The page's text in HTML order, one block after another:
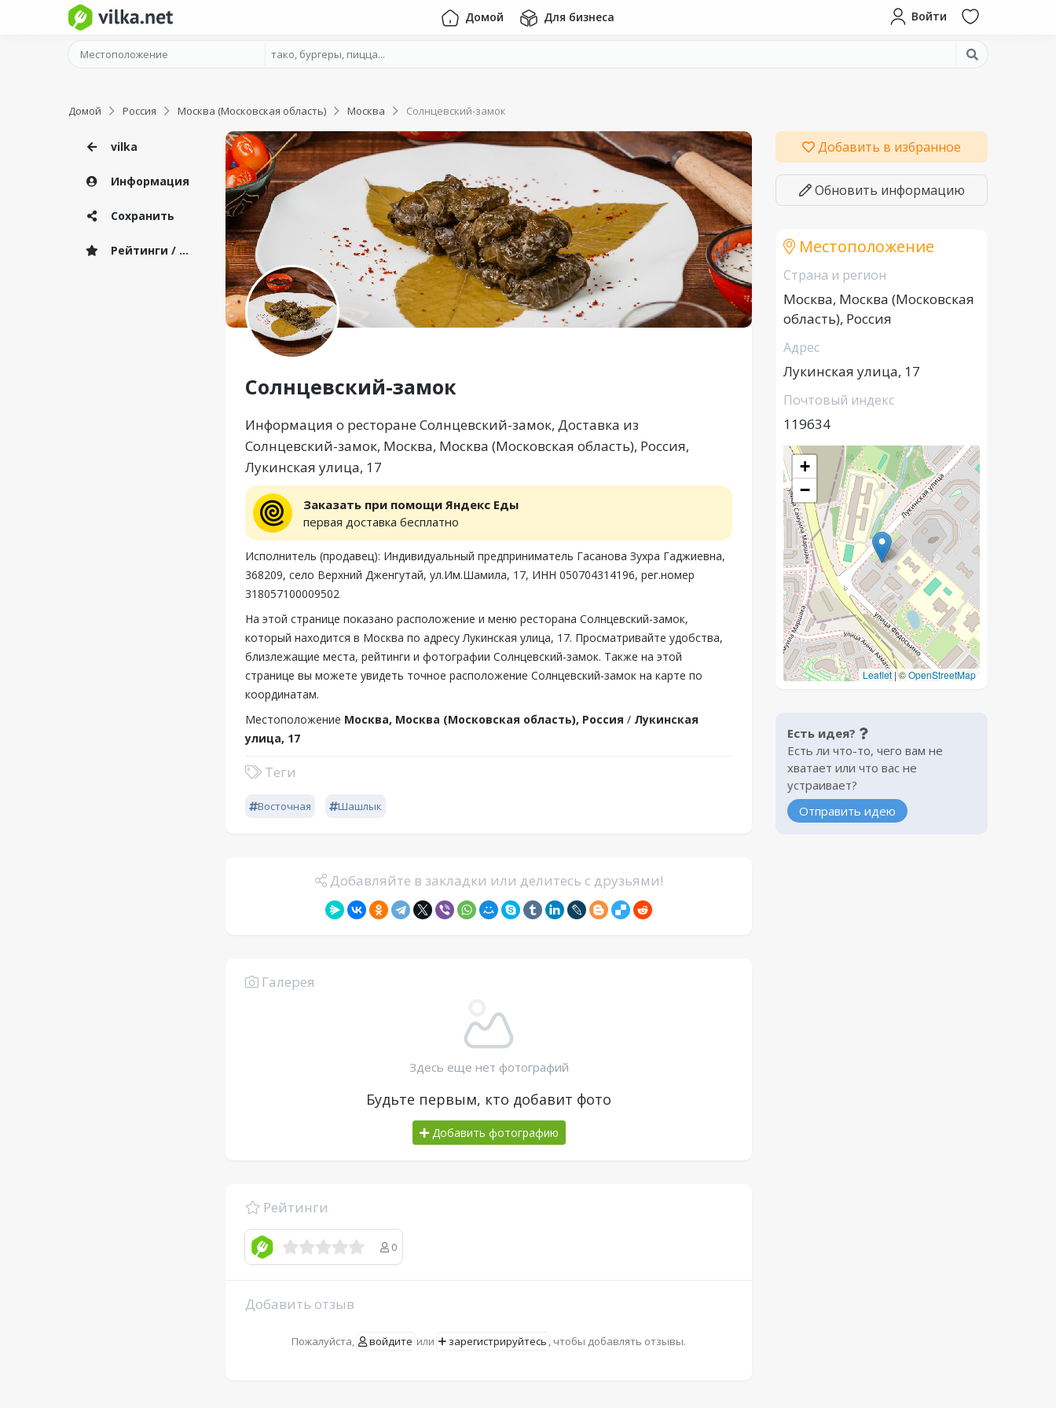
Домой Для бизнеса Войти
Домой Россия Москва (Московская область) Москва Солнцевский-замок
vilka
Информация
Сохранить
Рейтинги / Отзывы
Солнцевский-замок
Информация о ресторане Солнцевский-замок, Доставка из
Солнцевский-замок, Москва, Москва (Московская область), Россия,
Лукинская улица, 17
Заказать при помощи Яндекс Еды
первая доставка бесплатно
Исполнитель (продавец): Индивидуальный предприниматель Гасанова Зухра Гаджиевна,
368209, село Верхний Дженгутай, ул.Им.Шамила, 17, ИНН 050704314196, рег.номер
318057100009502
На этой странице показано расположение и меню ресторана Солнцевский-замок,
который находится в Москва по адресу Лукинская улица, 17. Просматривайте удобства,
близлежащие места, рейтинги и фотографии Солнцевский-замок. Также на этой
странице вы можете увидеть точное расположение Солнцевский-замок на карте по
координатам.
Местоположение Москва, Москва (Московская область), Россия / Лукинская
улица, 17
Теги
Восточная Шашлык
Добавляйте в закладки или делитесь с друзьями!
Галерея
Здесь еще нет фотографий
Будьте первым, кто добавит фото
Добавить фотографию
Рейтинги
0
Добавить отзыв
Пожалуйста, войдите или зарегистрируйтесь , чтобы добавлять отзывы.
Добавить в избранное
Обновить информацию
Местоположение
Страна и регион
Москва, Москва (Московская
область), Россия
Адрес
Лукинская улица, 17
Почтовый индекс
119634
+
−
Leaflet |©OpenStreetMap
Есть идея?
Есть ли что-то, чего вам не
хватает или что вас не
устраивает?
Отправить идею